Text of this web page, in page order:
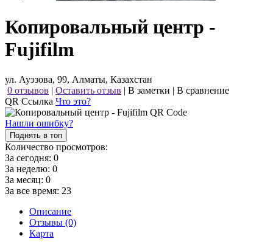
Копировальный центр -
Fujifilm
ул. Ауэзова, 99, Алматы, Казахстан
0 отзывов | Оставить отзыв | В заметки | В сравнение
QR Ссылка Что это?
Нашли ошибку?
Поднять в топ
Количество просмотров:
За сегодня: 0
За неделю: 0
За месяц: 0
За все время: 23
Описание
Отзывы (0)
Карта